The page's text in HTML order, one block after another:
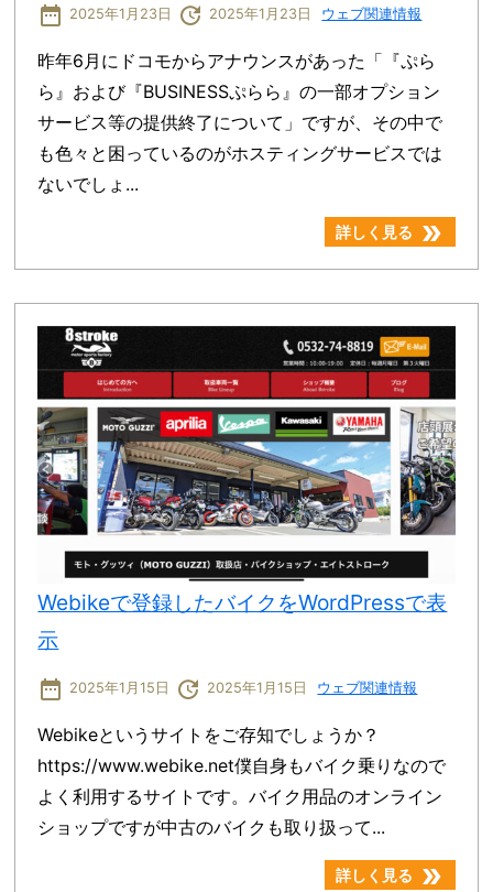
date_range 2025年1月23日 update 2025年1月23日 ウェブ関連情報
昨年6月にドコモからアナウンスがあった「『ぷら
ら』および『BUSINESSぷらら』の一部オプション
サービス等の提供終了について」ですが、その中で
も色々と困っているのがホスティングサービスでは
ないでしょ...
詳しく見る double_arrow
Webikeで登録したバイクをWordPressで表
示
date_range 2025年1月15日 update 2025年1月15日 ウェブ関連情報
Webikeというサイトをご存知でしょうか？
https://www.webike.net僕自身もバイク乗りなので
よく利用するサイトです。バイク用品のオンライン
ショップですが中古のバイクも取り扱って...
詳しく見る double_arrow